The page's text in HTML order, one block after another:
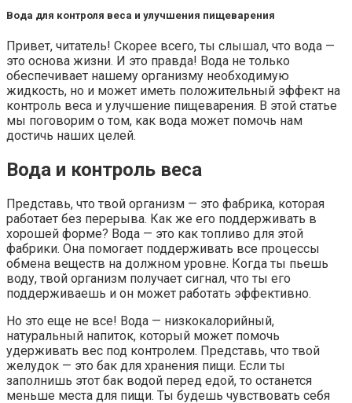
Вода для контроля веса и улучшения пищеварения
Привет, читатель! Скорее всего, ты слышал, что вода —
это основа жизни. И это правда! Вода не только
обеспечивает нашему организму необходимую
жидкость, но и может иметь положительный эффект на
контроль веса и улучшение пищеварения. В этой статье
мы поговорим о том, как вода может помочь нам
достичь наших целей.
Вода и контроль веса
Представь, что твой организм — это фабрика, которая
работает без перерыва. Как же его поддерживать в
хорошей форме? Вода — это как топливо для этой
фабрики. Она помогает поддерживать все процессы
обмена веществ на должном уровне. Когда ты пьешь
воду, твой организм получает сигнал, что ты его
поддерживаешь и он может работать эффективно.
Но это еще не все! Вода — низкокалорийный,
натуральный напиток, который может помочь
удерживать вес под контролем. Представь, что твой
желудок — это бак для хранения пищи. Если ты
заполнишь этот бак водой перед едой, то останется
меньше места для пищи. Ты будешь чувствовать себя